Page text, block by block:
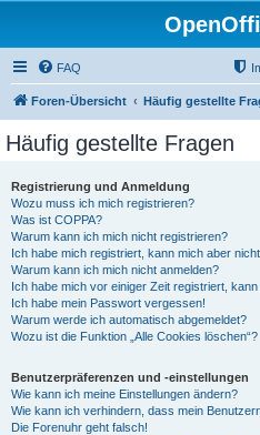
FAQ
Foren-Übersicht Häufig gestellte
Häufig gestellte Fragen
Registrierung und Anmeldung
Wozu muss ich mich registrieren?
Was ist COPPA?
Warum kann ich mich nicht registrieren?
Ich habe mich registriert, kann mich aber
Warum kann ich mich nicht anmelden?
Ich habe mich vor einiger Zeit registriert,
Ich habe mein Passwort vergessen!
Warum werde ich automatisch abgemeldet?
Wozu ist die Funktion „Alle Cookies löschen“?
Benutzerpräferenzen und -einstellungen
Wie kann ich meine Einstellungen ändern?
Wie kann ich verhindern, dass mein
Die Forenuhr geht falsch!